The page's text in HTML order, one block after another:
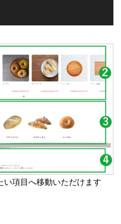
項目へ移動いただけます